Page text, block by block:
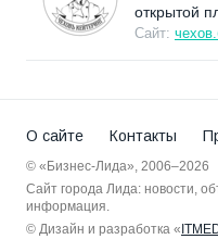
открытой
Сайт:
О сайте Контакты
© «Бизнес-Лида», 2006–2026
Сайт города Лида: новости,
информация.
© Дизайн и разработка «